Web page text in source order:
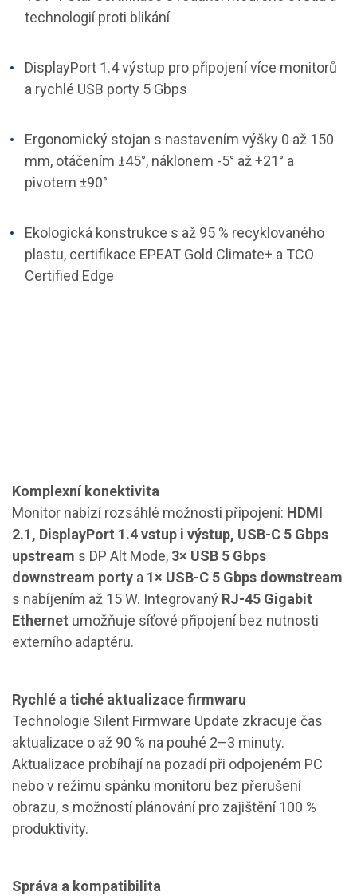
technologií proti blikání
DisplayPort 1.4 výstup pro připojení více monitorů
a rychlé USB porty 5 Gbps
Ergonomický stojan s nastavením výšky 0 až 150
mm, otáčením ±45°, náklonem -5° až +21° a
pivotem ±90°
Ekologická konstrukce s až 95 % recyklovaného
plastu, certifikace EPEAT Gold Climate+ a TCO
Certified Edge
Komplexní konektivita
Monitor nabízí rozsáhlé možnosti připojení: HDMI
2.1, DisplayPort 1.4 vstup i výstup, USB-C 5 Gbps
upstream s DP Alt Mode, 3× USB 5 Gbps
downstream porty a 1× USB-C 5 Gbps downstream
s nabíjením až 15 W. Integrovaný RJ-45 Gigabit
Ethernet umožňuje síťové připojení bez nutnosti
externího adaptéru.
Rychlé a tiché aktualizace firmwaru
Technologie Silent Firmware Update zkracuje čas
aktualizace o až 90 % na pouhé 2–3 minuty.
Aktualizace probíhají na pozadí při odpojeném PC
nebo v režimu spánku monitoru bez přerušení
obrazu, s možností plánování pro zajištění 100 %
produktivity.
Správa a kompatibilita